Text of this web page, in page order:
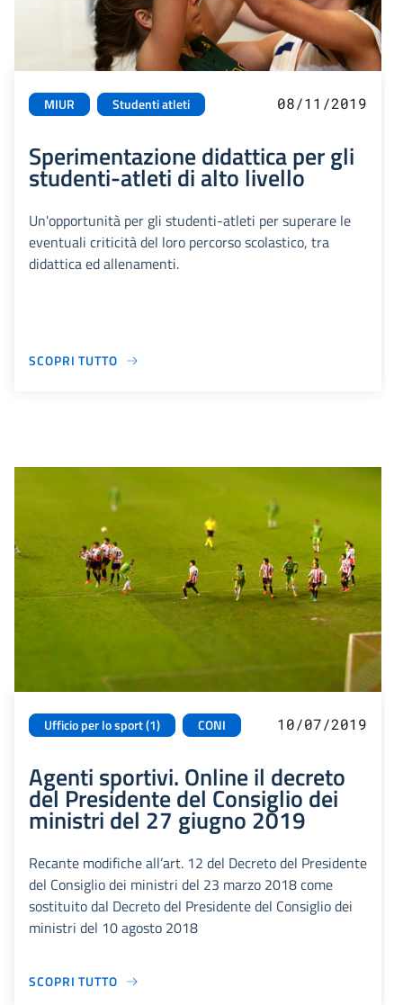
MIUR Studenti atleti 08/11/2019
Sperimentazione didattica per gli
studenti-atleti di alto livello
Un'opportunità per gli studenti-atleti per superare le
eventuali criticità del loro percorso scolastico, tra
didattica ed allenamenti.
SCOPRI TUTTO
Ufficio per lo sport (1) CONI 10/07/2019
Agenti sportivi. Online il decreto
del Presidente del Consiglio dei
ministri del 27 giugno 2019
Recante modifiche all’art. 12 del Decreto del Presidente
del Consiglio dei ministri del 23 marzo 2018 come
sostituito dal Decreto del Presidente del Consiglio dei
ministri del 10 agosto 2018
SCOPRI TUTTO